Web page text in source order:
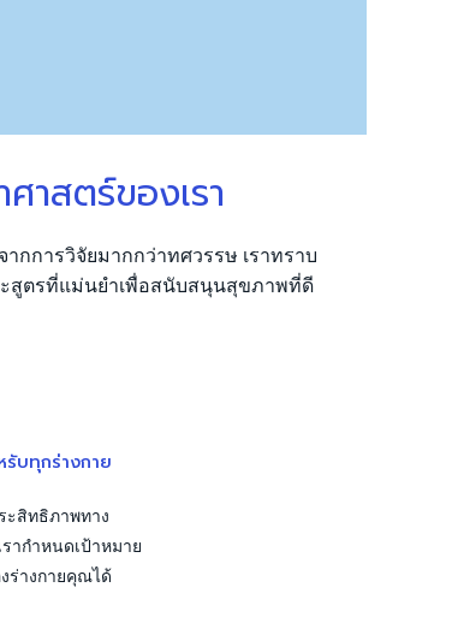
สตร์ของเรา
กการวิจัยมากกว่าทศวรรษ เราทราบ
สูตรที่แม่นยำเพื่อสนับสนุนสุขภาพที่ดี
บทุกร่างกาย
ะสิทธิภาพทาง
ากำหนดเป้าหมาย
ร่างกายคุณได้